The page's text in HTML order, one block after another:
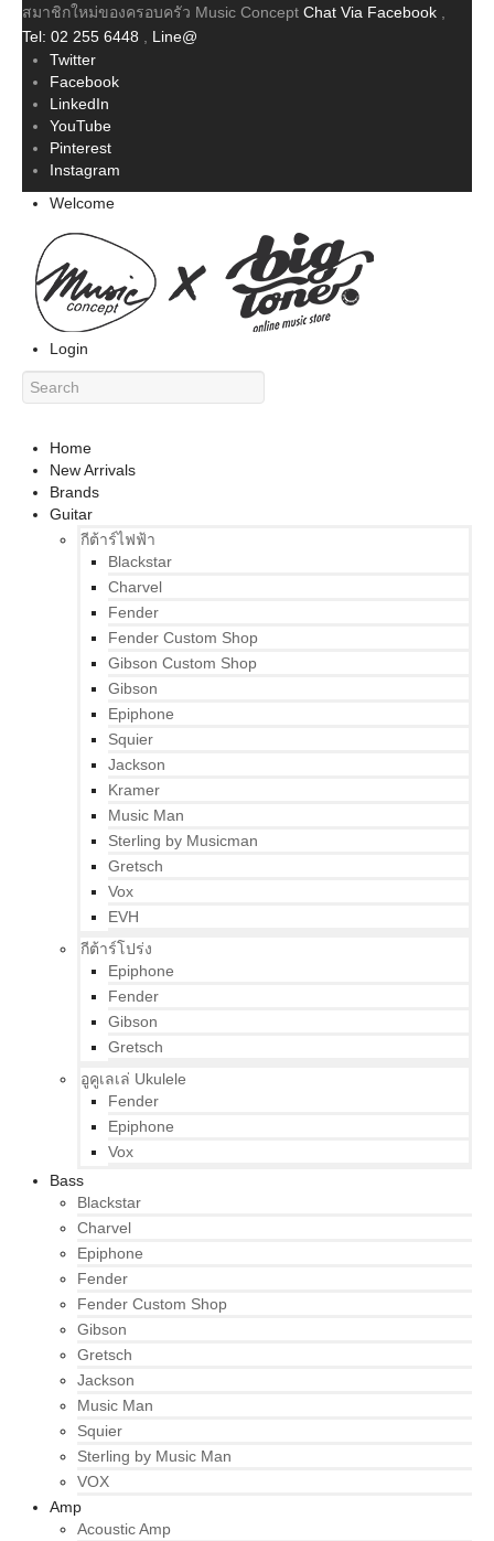
สมาชิกใหม่ของครอบครัว Music Concept Chat Via Facebook
Tel: 02 255 6448
Line@
Twitter
Facebook
LinkedIn
YouTube
Pinterest
Instagram
Welcome
Login
Home
New Arrivals
Brands
Guitar
กีต้าร์ไฟฟ้า
Blackstar
Charvel
Fender
Fender Custom Shop
Gibson Custom Shop
Gibson
Epiphone
Squier
Jackson
Kramer
Music Man
Sterling by Musicman
Gretsch
Vox
EVH
กีต้าร์โปร่ง
Epiphone
Fender
Gibson
Gretsch
อูคูเลเล่ Ukulele
Fender
Epiphone
Vox
Bass
Blackstar
Charvel
Epiphone
Fender
Fender Custom Shop
Gibson
Gretsch
Jackson
Music Man
Squier
Sterling by Music Man
VOX
Amp
Acoustic Amp